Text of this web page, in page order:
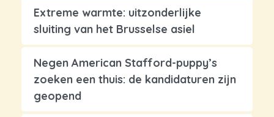
Extreme warmte: uitzonderlijke
sluiting van het Brusselse asiel
Negen American Stafford-puppy’s
zoeken een thuis: de kandidaturen zijn
geopend